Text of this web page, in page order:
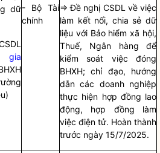
dữ
gia
- Bộ Tài
chính
=> Đề nghị CSDL về việc
làm kết nối, chia sẻ dữ
liệu với Bảo hiểm xã hội,
Thuế, Ngân hàng để
kiểm soát việc đóng
BHXH;chỉ đạo, hướng
dẫn các doanh nghiệp
thực hiện hợp đồng lao
động, hợp đồng làm
việc điện tử. Hoàn thành
trước ngày 15/7/2025.